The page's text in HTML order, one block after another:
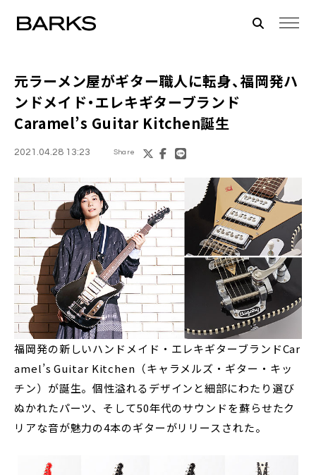
元ラーメン屋がギター職人に転身、福岡発ハ
ンドメイド・エレキギターブランド
Caramel’s Guitar Kitchen誕生
2021.04.28 13:23 Share
福岡発の新しいハンドメイド・エレキギターブランドCar
amel’s Guitar Kitchen（キャラメルズ・ギター・キッ
チン）が誕生。個性溢れるデザインと細部にわたり選び
ぬかれたパーツ、そして50年代のサウンドを蘇らせたク
リアな音が魅力の4本のギターがリリースされた。